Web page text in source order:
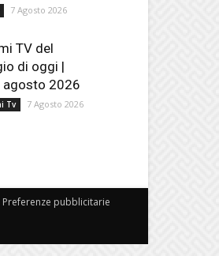
7 Agosto 2026
TV del
di oggi |
agosto 2026
Tv 7 Agosto 2026
Preferenze pubblicitarie